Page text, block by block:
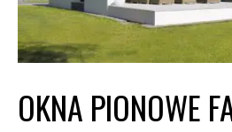
OKNA PIONOWE